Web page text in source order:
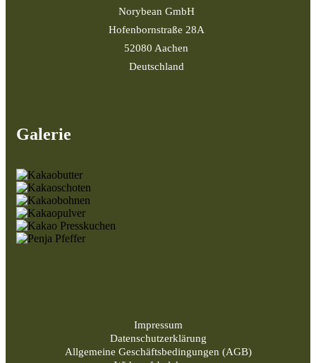
Norybean GmbH
Hofenbornstraße 28A
52080 Aachen
Deutschland
Galerie
Impressum
Datenschutzerklärung
Allgemeine Geschäftsbedingungen (AGB)